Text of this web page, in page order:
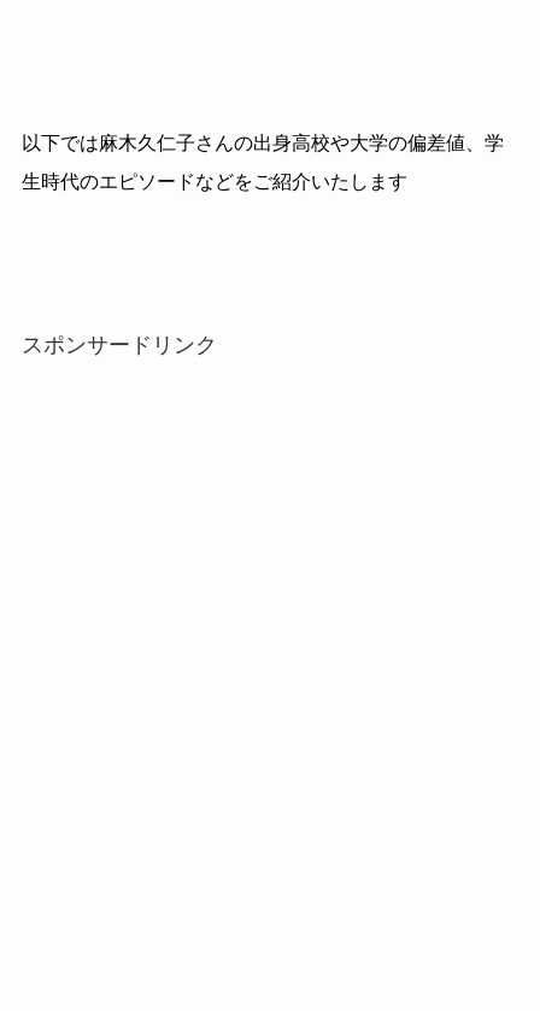
以下では麻木久仁子さんの出身高校や大学の偏差値、学
生時代のエピソードなどをご紹介いたします
スポンサードリンク